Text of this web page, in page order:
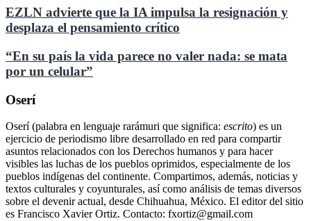
EZLN advierte que la IA impulsa la resignación y
desplaza el pensamiento crítico
“En su país la vida parece no valer nada: se mata
por un celular”
Oserí
Oserí (palabra en lenguaje rarámuri que significa: escrito) es un
ejercicio de periodismo libre desarrollado en red para compartir
asuntos relacionados con los Derechos humanos y para hacer
visibles las luchas de los pueblos oprimidos, especialmente de los
pueblos indígenas del continente. Compartimos, además, noticias y
textos culturales y coyunturales, así como análisis de temas diversos
sobre el devenir actual, desde Chihuahua, México. El editor del sitio
es Francisco Xavier Ortiz. Contacto: fxortiz@gmail.com